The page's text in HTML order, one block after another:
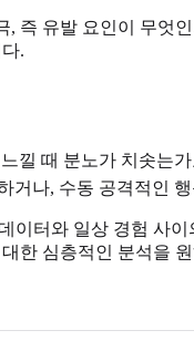
즉 유발 요인이 무엇
.
낄 때 분노가 치솟는가
거나, 수동 공격적인
터와 일상 경험 사
한 심층적인 분석을